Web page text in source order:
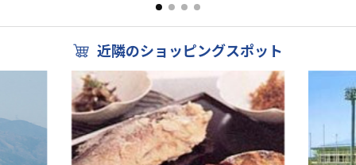
近隣のショッピングスポット